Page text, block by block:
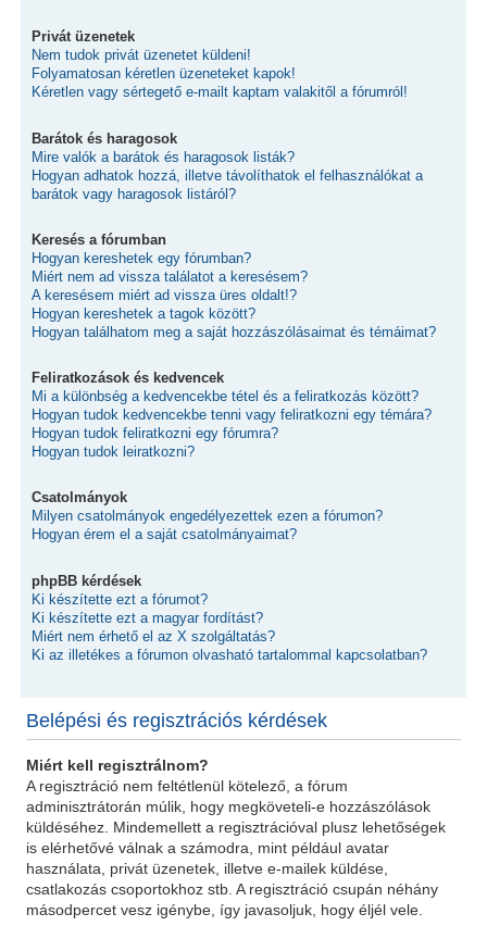
Privát üzenetek
Nem tudok privát üzenetet küldeni!
Folyamatosan kéretlen üzeneteket kapok!
Kéretlen vagy sértegető e-mailt kaptam valakitől a fórumról!
Barátok és haragosok
Mire valók a barátok és haragosok listák?
Hogyan adhatok hozzá, illetve távolíthatok el felhasználókat a
barátok vagy haragosok listáról?
Keresés a fórumban
Hogyan kereshetek egy fórumban?
Miért nem ad vissza találatot a keresésem?
A keresésem miért ad vissza üres oldalt!?
Hogyan kereshetek a tagok között?
Hogyan találhatom meg a saját hozzászólásaimat és témáimat?
Feliratkozások és kedvencek
Mi a különbség a kedvencekbe tétel és a feliratkozás között?
Hogyan tudok kedvencekbe tenni vagy feliratkozni egy témára?
Hogyan tudok feliratkozni egy fórumra?
Hogyan tudok leiratkozni?
Csatolmányok
Milyen csatolmányok engedélyezettek ezen a fórumon?
Hogyan érem el a saját csatolmányaimat?
phpBB kérdések
Ki készítette ezt a fórumot?
Ki készítette ezt a magyar fordítást?
Miért nem érhető el az X szolgáltatás?
Ki az illetékes a fórumon olvasható tartalommal kapcsolatban?
Belépési és regisztrációs kérdések
Miért kell regisztrálnom?
A regisztráció nem feltétlenül kötelező, a fórum
adminisztrátorán múlik, hogy megköveteli-e hozzászólások
küldéséhez. Mindemellett a regisztrációval plusz lehetőségek
is elérhetővé válnak a számodra, mint például avatar
használata, privát üzenetek, illetve e-mailek küldése,
csatlakozás csoportokhoz stb. A regisztráció csupán néhány
másodpercet vesz igénybe, így javasoljuk, hogy éljél vele.